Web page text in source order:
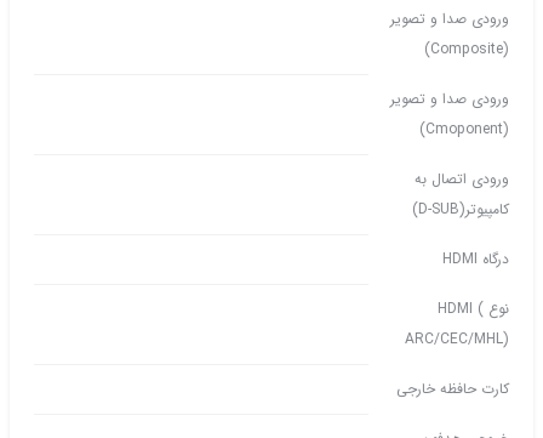
ورودی صدا و تصویر
(Composite)
ورودی صدا و تصویر
(Cmoponent)
ورودی اتصال به
کامپیوتر(D-SUB)
درگاه HDMI
نوع HDMI (
ARC/CEC/MHL)
کارت حافظه خارجی